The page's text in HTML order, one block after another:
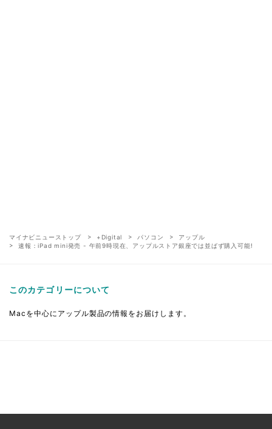
マイナビニューストップ +Digital パソコン
アップル
速報：iPad mini発売 - 午前9時現在、アップルストア銀座では並ばず購入可能!
このカテゴリーについて
Macを中心にアップル製品の情報をお届けします。